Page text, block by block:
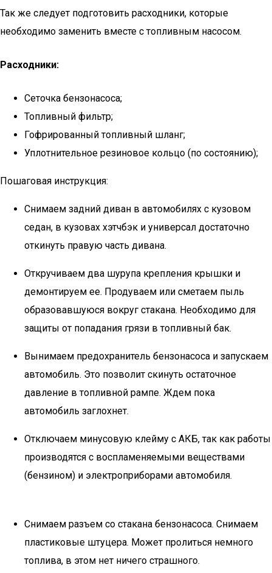
Так же следует подготовить расходники, которые
необходимо заменить вместе с топливным насосом.
Расходники:
Сеточка бензонасоса;
Топливный фильтр;
Гофрированный топливный шланг;
Уплотнительное резиновое кольцо (по состоянию);
Пошаговая инструкция:
Снимаем задний диван в автомобилях с кузовом
седан, в кузовах хэтчбэк и универсал достаточно
откинуть правую часть дивана.
Откручиваем два шурупа крепления крышки и
демонтируем ее. Продуваем или сметаем пыль
образовавшуюся вокруг стакана. Необходимо для
защиты от попадания грязи в топливный бак.
Вынимаем предохранитель бензонасоса и запускаем
автомобиль. Это позволит скинуть остаточное
давление в топливной рампе. Ждем пока
автомобиль заглохнет.
Отключаем минусовую клейму с АКБ, так как работы
производятся с воспламеняемыми веществами
(бензином) и электроприборами автомобиля.
Снимаем разъем со стакана бензонасоса. Снимаем
пластиковые штуцера. Может пролиться немного
топлива, в этом нет ничего страшного.